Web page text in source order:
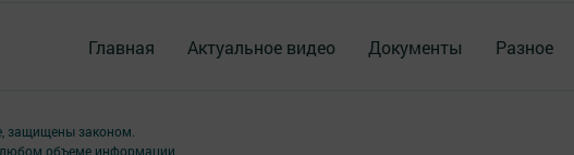
Главная Актуальное видео Документы Разное
защищены законом.
любом объеме информации,